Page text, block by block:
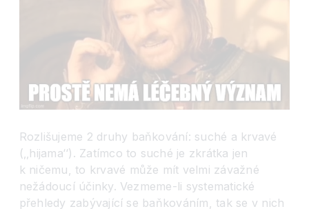
Rozlišujeme 2 druhy baňkování: suché a krvavé
(‚‚hijama‘‘). Zatímco to suché je zkrátka jen
k ničemu, to krvavé může mít velmi závažné
nežádoucí účinky. Vezmeme-li systematické
přehledy zabývající se baňkováním, tak se v nich